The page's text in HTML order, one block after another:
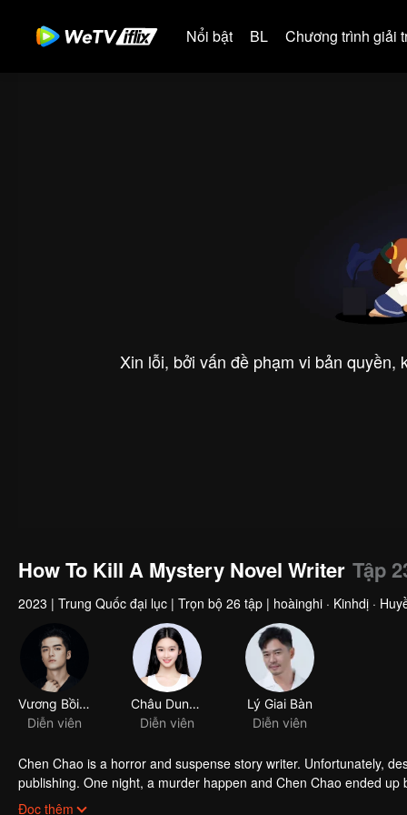
Nổi bật BL Chương trình giải
Xin lỗi, bởi vấn đề phạm vi bản quyền,
How To Kill A Mystery Novel Writer Tập
2023 | Trung Quốc đại lục | Trọn bộ 26 tập | hoàinghi · Kinhdị ·
Vương Bồi Căn
Diễn viên
Châu Dung Thiến
Diễn viên
Lý Giai Bàn
Diễn viên
Chen Chao is a horror and suspense story writer. Unfortunately,
publishing. One night, a murder happen and Chen Chao ended
interrogated, he swore that it wasn't his doing, but one of the
Đọc thêm